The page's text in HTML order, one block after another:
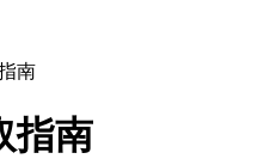
南
指南